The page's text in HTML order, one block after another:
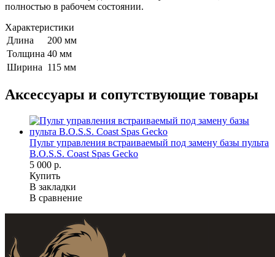
полностью в рабочем состоянии.
Характеристики
Длина
200 мм
Толщина 40 мм
Ширина 115 мм
Аксессуары и сопутствующие товары
Пульт управления встраиваемый под замену базы пульта
B.O.S.S. Coast Spas Gecko
5 000 р.
Купить
В закладки
В сравнение